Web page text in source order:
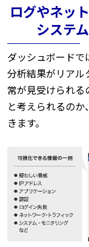
ログやネッ
システ
ダッシュボード
分析結果がリアル
常が見受けられ
と考えられるの
きます。